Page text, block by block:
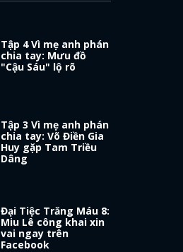
Tập 4 Vì mẹ anh phán
chia tay: Mưu đồ
"Cậu Sáu" lộ rõ
Tập 3 Vì mẹ anh phán
chia tay: Võ Điền Gia
Huy gặp Tam Triều
Dâng
Đại Tiệc Trăng Máu 8:
Miu Lê công khai xin
vai ngay trên
Facebook